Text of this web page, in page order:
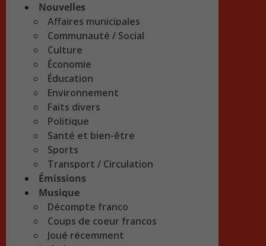
Nouvelles
Affaires municipales
Communauté / Social
Culture
Économie
Éducation
Environnement
Faits divers
Politique
Santé et bien-être
Sports
Transport / Circulation
Émissions
Musique
Décompte franco
Coups de coeur francos
Joué récemment